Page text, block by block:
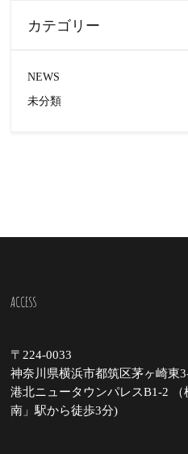
カテゴリー
NEWS
未分類
ACCESS
〒224-0033
神奈川県横浜市都筑区茅ヶ崎東
港北ニュータウンパレスB1-2
南」駅から徒歩3分)